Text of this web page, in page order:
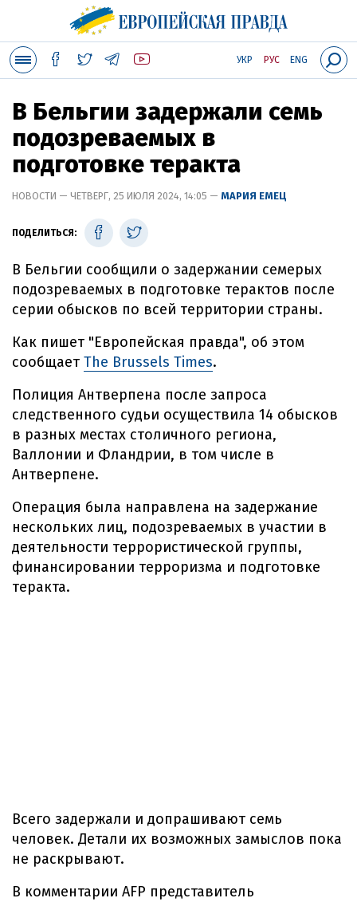
УКР РУС ENG
В Бельгии задержали семь
подозреваемых в
подготовке теракта
НОВОСТИ — ЧЕТВЕРГ, 25 ИЮЛЯ 2024, 14:05 — МАРИЯ ЕМЕЦ
ПОДЕЛИТЬСЯ:
В Бельгии сообщили о задержании семерых
подозреваемых в подготовке терактов после
серии обысков по всей территории страны.
Как пишет "Европейская правда", об этом
сообщает The Brussels Times.
Полиция Антверпена после запроса
следственного судьи осуществила 14 обысков
в разных местах столичного региона,
Валлонии и Фландрии, в том числе в
Антверпене.
Операция была направлена на задержание
нескольких лиц, подозреваемых в участии в
деятельности террористической группы,
финансировании терроризма и подготовке
теракта.
Всего задержали и допрашивают семь
человек. Детали их возможных замыслов пока
не раскрывают.
В комментарии AFP представитель